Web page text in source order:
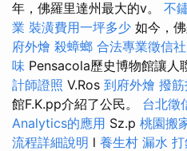
年，佛羅里達州最大的v。 不
業 裝潢費用一坪多少 如今，
府外燴 殺蟑螂 合法專業徵信社
味 Pensacola歷史博物館讓人
計師證照 V.Ros 到府外燴 撥
館F.K.pp介紹了公民。 台北徵
Analytics的應用 Sz.p 桃園搬
流程詳細說明 l 養生村 漏水